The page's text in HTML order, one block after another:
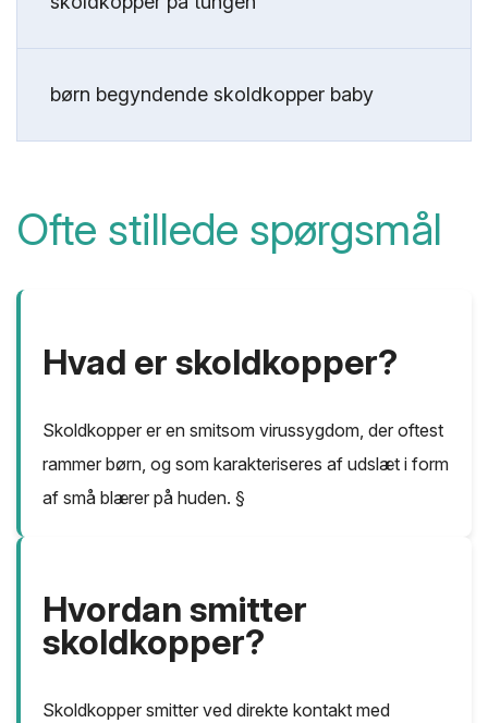
børn begyndende skoldkopper baby
Ofte stillede spørgsmål
Hvad er skoldkopper?
Skoldkopper er en smitsom virussygdom, der oftest
rammer børn, og som karakteriseres af udslæt i form
af små blærer på huden. §
Hvordan smitter
skoldkopper?
Skoldkopper smitter ved direkte kontakt med